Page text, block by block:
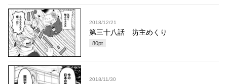
2018/12/21
第三十八話 坊主めくり
80pt
2018/11/30